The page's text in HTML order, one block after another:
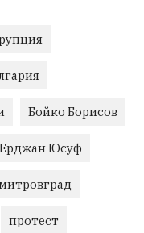
Бойко Борисов
Ерджан Юсуф
протест